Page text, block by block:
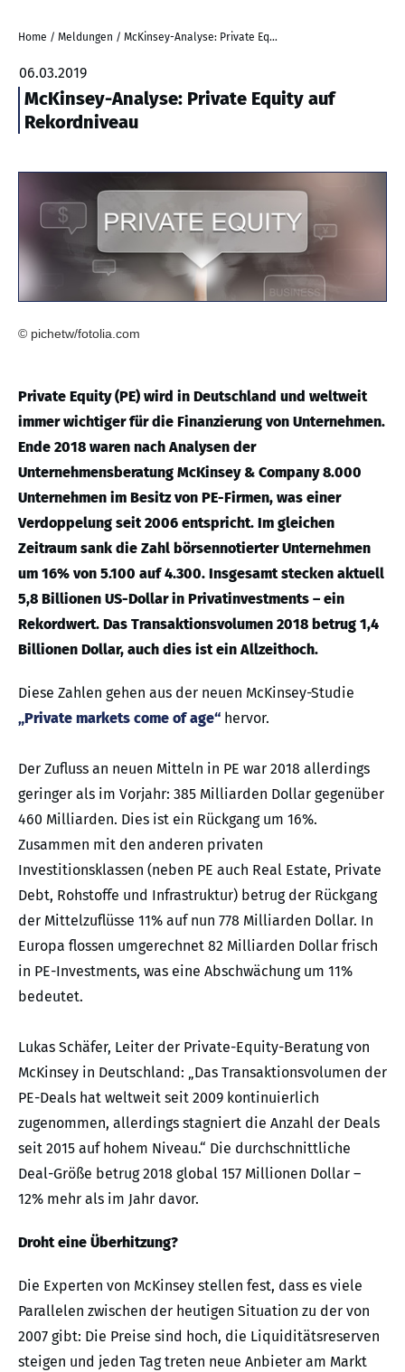
Home / Meldungen / McKinsey-Analyse: Private Equity auf Rekordniveau
06.03.2019
McKinsey-Analyse: Private Equity auf
Rekordniveau
© pichetw/fotolia.com
Private Equity (PE) wird in Deutschland und weltweit
immer wichtiger für die Finanzierung von Unternehmen.
Ende 2018 waren nach Analysen der
Unternehmensberatung McKinsey & Company 8.000
Unternehmen im Besitz von PE-Firmen, was einer
Verdoppelung seit 2006 entspricht. Im gleichen
Zeitraum sank die Zahl börsennotierter Unternehmen
um 16% von 5.100 auf 4.300. Insgesamt stecken aktuell
5,8 Billionen US-Dollar in Privatinvestments – ein
Rekordwert. Das Transaktionsvolumen 2018 betrug 1,4
Billionen Dollar, auch dies ist ein Allzeithoch.
Diese Zahlen gehen aus der neuen McKinsey-Studie
„Private markets come of age“ hervor.
Der Zufluss an neuen Mitteln in PE war 2018 allerdings
geringer als im Vorjahr: 385 Milliarden Dollar gegenüber
460 Milliarden. Dies ist ein Rückgang um 16%.
Zusammen mit den anderen privaten
Investitionsklassen (neben PE auch Real Estate, Private
Debt, Rohstoffe und Infrastruktur) betrug der Rückgang
der Mittelzuflüsse 11% auf nun 778 Milliarden Dollar. In
Europa flossen umgerechnet 82 Milliarden Dollar frisch
in PE-Investments, was eine Abschwächung um 11%
bedeutet.
Lukas Schäfer, Leiter der Private-Equity-Beratung von
McKinsey in Deutschland: „Das Transaktionsvolumen der
PE-Deals hat weltweit seit 2009 kontinuierlich
zugenommen, allerdings stagniert die Anzahl der Deals
seit 2015 auf hohem Niveau.“ Die durchschnittliche
Deal-Größe betrug 2018 global 157 Millionen Dollar –
12% mehr als im Jahr davor.
Droht eine Überhitzung?
Die Experten von McKinsey stellen fest, dass es viele
Parallelen zwischen der heutigen Situation zu der von
2007 gibt: Die Preise sind hoch, die Liquiditätsreserven
steigen und jeden Tag treten neue Anbieter am Markt